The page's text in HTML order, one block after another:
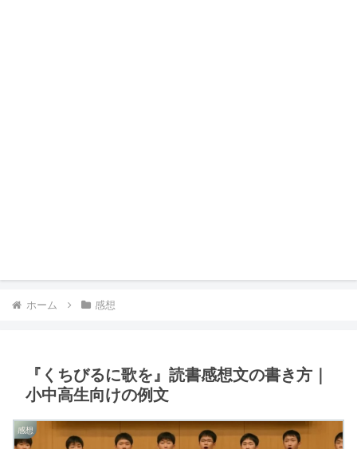
ホーム 感想
『くちびるに歌を』読書感想文の書き方｜
小中高生向けの例文
感想